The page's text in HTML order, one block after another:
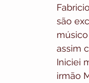
são
assim
Iniciei
irmão